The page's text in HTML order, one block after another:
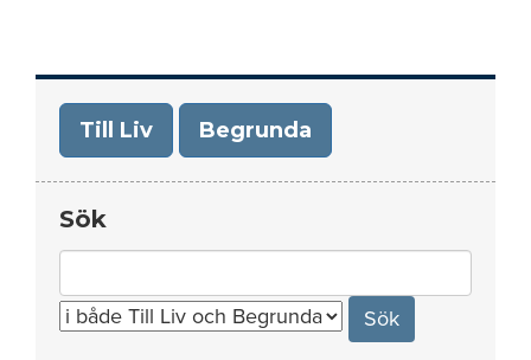
Till Liv Begrunda
Sök
for: